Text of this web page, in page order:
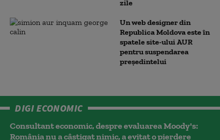
zile
Un web designer din
Republica Moldova este în
spatele site-ului AUR
pentru suspendarea
președintelui
DIGI ECONOMIC
Consultant economic, despre evaluarea Moody's:
România nu a câştigat nimic, a evitat o pierdere